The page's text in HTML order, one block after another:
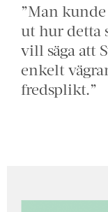
”Man
ut hur detta
vill säga att
enkelt
fredsplikt.”